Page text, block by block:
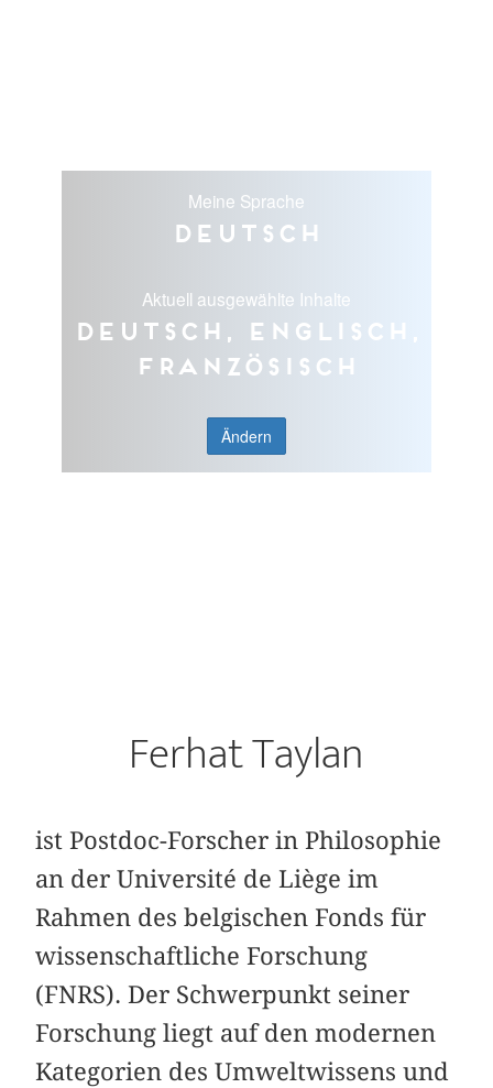
Meine Sprache
Deutsch
Aktuell ausgewählte Inhalte
Deutsch, Englisch,
Französisch
Ändern
Ferhat Taylan
ist Postdoc-Forscher in Philosophie
an der Université de Liège im
Rahmen des belgischen Fonds für
wissenschaftliche Forschung
(FNRS). Der Schwerpunkt seiner
Forschung liegt auf den modernen
Kategorien des Umweltwissens und